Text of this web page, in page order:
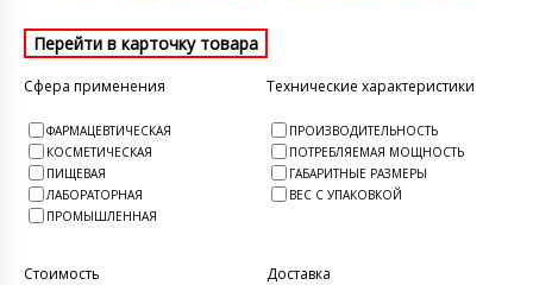
Сфера применения
ФАРМАЦЕВТИЧЕСКАЯ
КОСМЕТИЧЕСКАЯ
ПИЩЕВАЯ
ЛАБОРАТОРНАЯ
ПРОМЫШЛЕННАЯ
Технические характеристики
ПРОИЗВОДИТЕЛЬНОСТЬ
ПОТРЕБЛЯЕМАЯ МОЩНОСТЬ
ГАБАРИТНЫЕ РАЗМЕРЫ
ВЕС С УПАКОВКОЙ
Стоимость Доставка